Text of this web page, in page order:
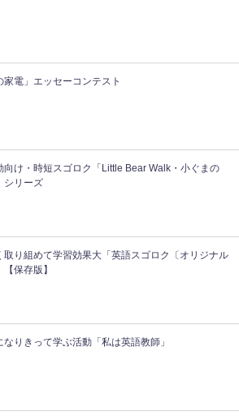
家電」エッセーコンテスト
向け・時短スゴロク「Little Bear Walk・小ぐまの
シリーズ
取り組めて学習効果大「英語スゴロク〔オリジナル
【保存版】
なりきって学ぶ活動「私は英語教師」